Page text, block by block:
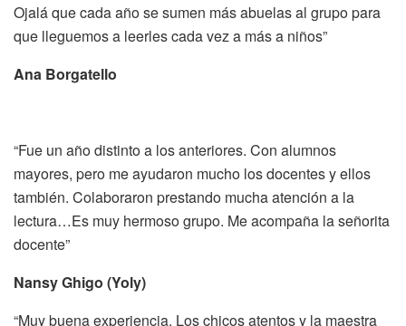
Ojalá que cada año se sumen más abuelas al grupo para
que lleguemos a leerles cada vez a más a niños”
Ana Borgatello
“Fue un año distinto a los anteriores. Con alumnos
mayores, pero me ayudaron mucho los docentes y ellos
también. Colaboraron prestando mucha atención a la
lectura…Es muy hermoso grupo. Me acompaña la señorita
docente”
Nansy Ghigo (Yoly)
“Muy buena experiencia. Los chicos atentos y la maestra